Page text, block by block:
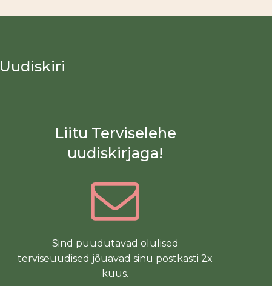
Uudiskiri
Liitu Terviselehe
uudiskirjaga!
Sind puudutavad olulised
terviseuudised jõuavad sinu postkasti 2x
kuus.